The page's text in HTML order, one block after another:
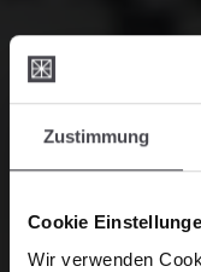
Zustimmung
Cookie
Wir verwenden